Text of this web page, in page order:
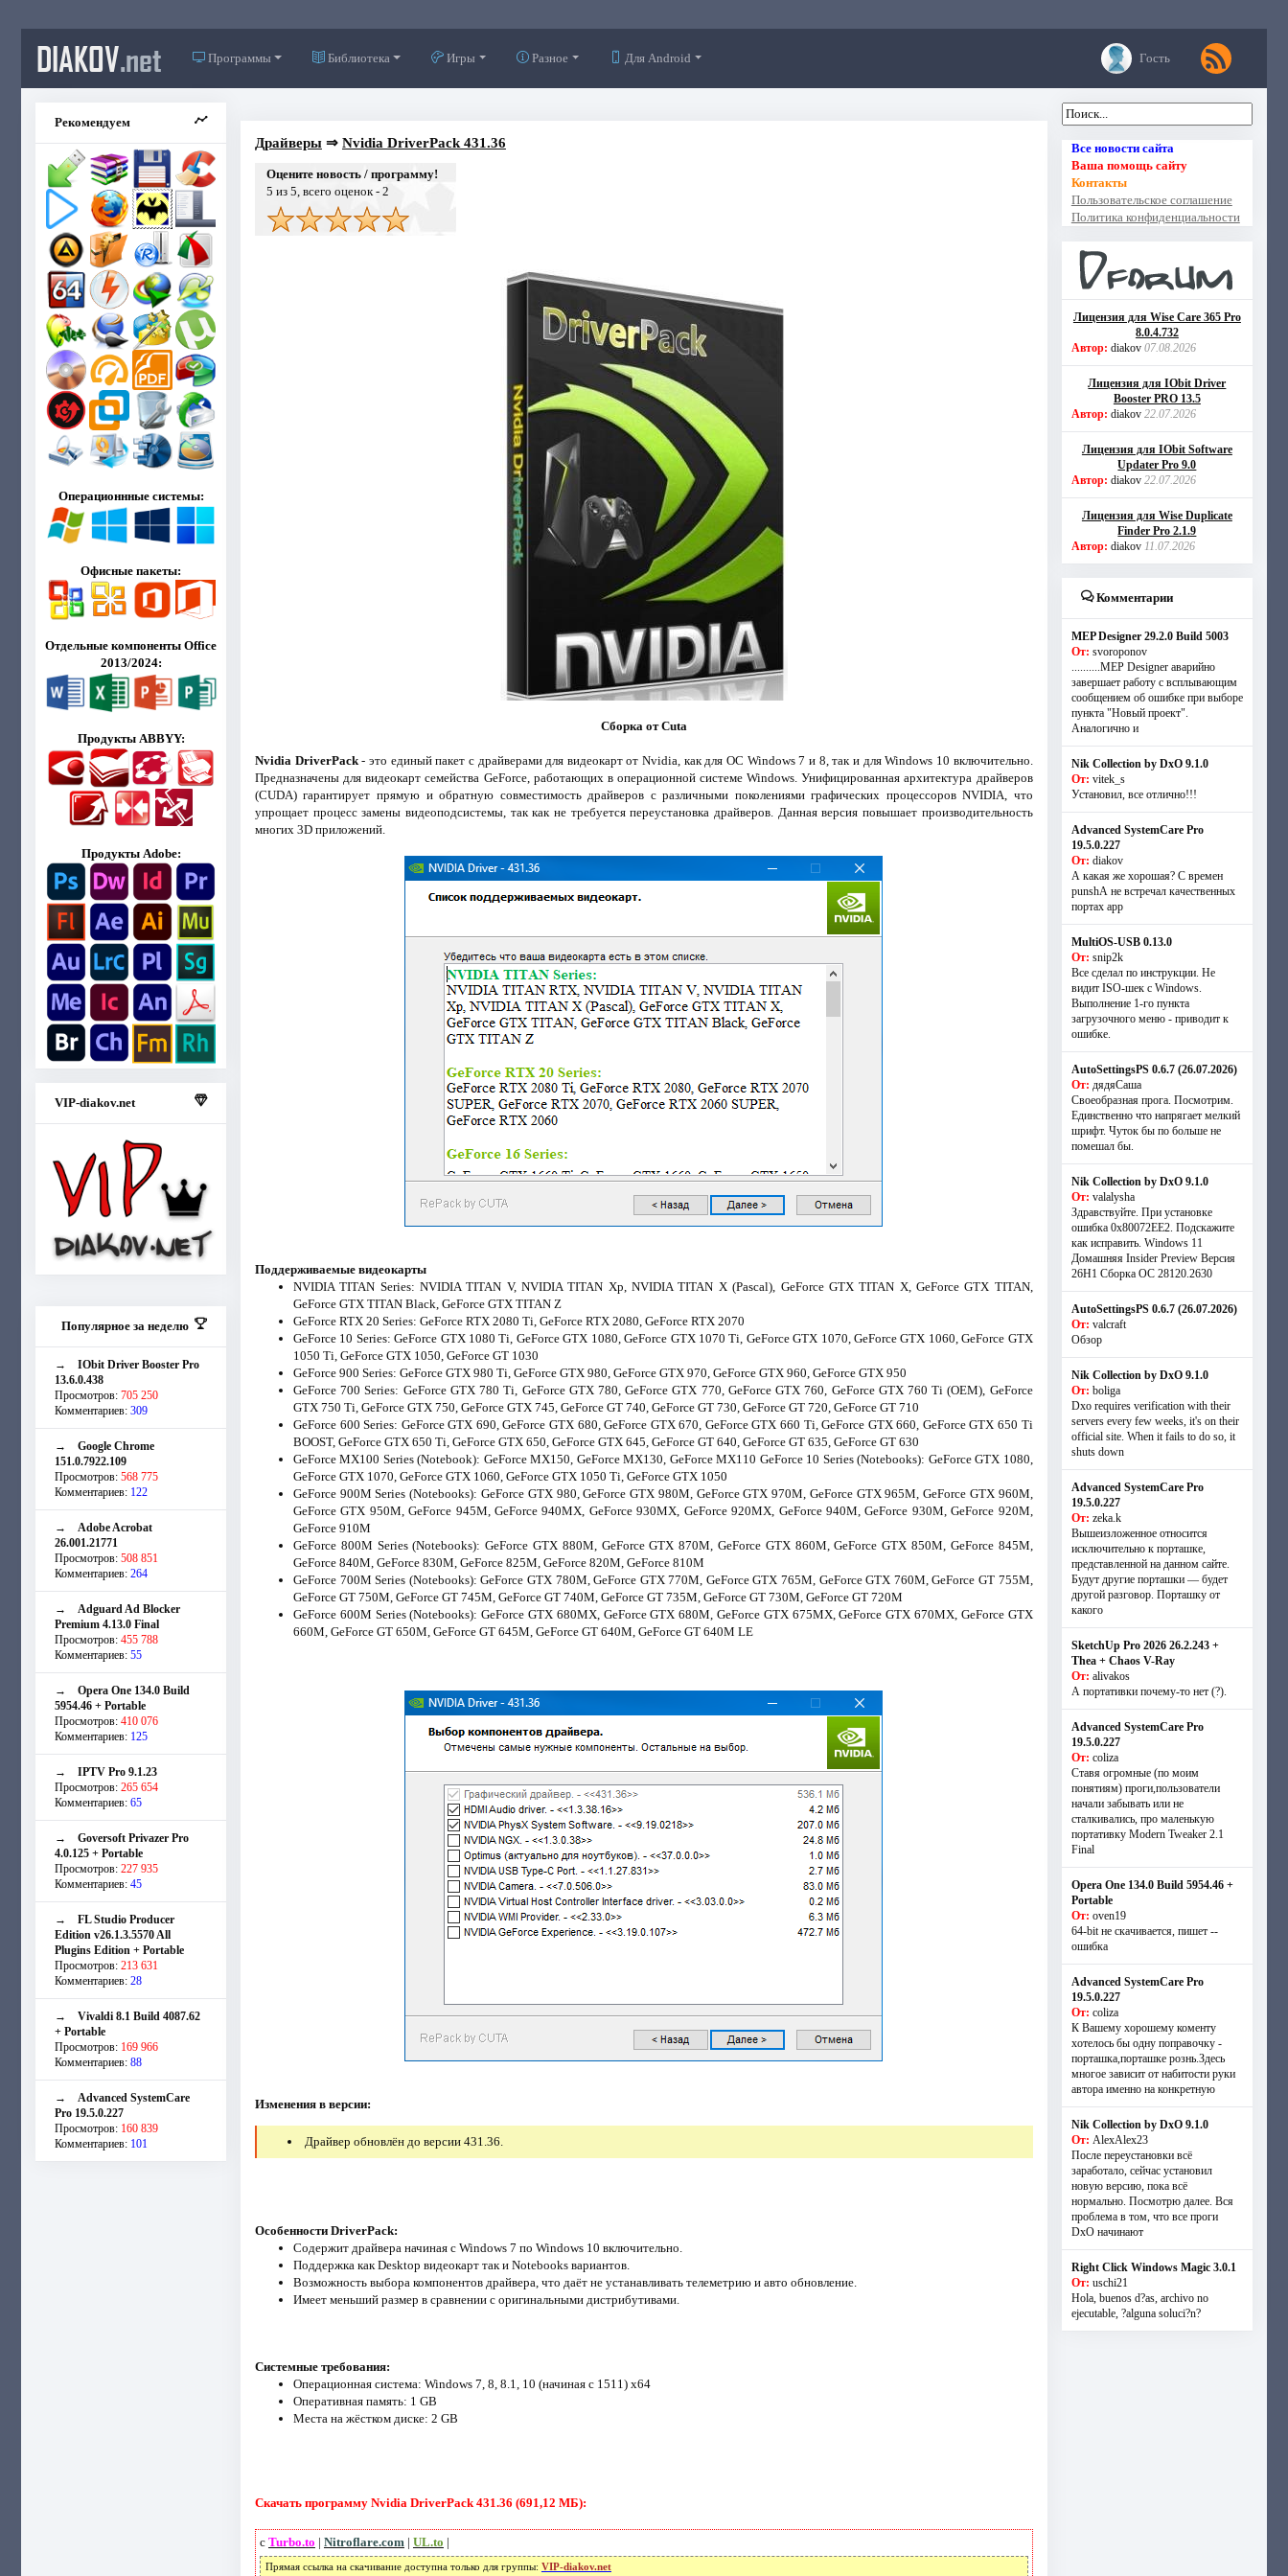
DIAKOV.net Программы Библиотека Игры Разное Для Android Гость
Рекомендуем
Операционнные системы:
Офисные пакеты:
Отдельные компоненты Office
2013/2024:
Продукты ABBYY:
Продукты Adobe:
VIP-diakov.net
Популярное за неделю
→ IObit Driver Booster Pro
13.6.0.438
Просмотров: 705 250
Комментариев: 309
→ Google Chrome
151.0.7922.109
Просмотров: 568 775
Комментариев: 122
→ Adobe Acrobat
26.001.21771
Просмотров: 508 851
Комментариев: 264
→ Adguard Ad Blocker
Premium 4.13.0 Final
Просмотров: 455 788
Комментариев: 55
→ Opera One 134.0 Build
5954.46 + Portable
Просмотров: 410 076
Комментариев: 125
→ IPTV Pro 9.1.23
Просмотров: 265 654
Комментариев: 65
→ Goversoft Privazer Pro
4.0.125 + Portable
Просмотров: 227 935
Комментариев: 45
→ FL Studio Producer
Edition v26.1.3.5570 All
Plugins Edition + Portable
Просмотров: 213 631
Комментариев: 28
→ Vivaldi 8.1 Build 4087.62
+ Portable
Просмотров: 169 966
Комментариев: 88
→ Advanced SystemCare
Pro 19.5.0.227
Просмотров: 160 839
Комментариев: 101
Драйверы⇒ Nvidia DriverPack 431.36
Оцените новость / программу!
5 из 5, всего оценок - 2
Сборка от Cuta
Nvidia DriverPack- это единый пакет с драйверами для видеокарт от Nvidia, как для ОС Windows 7 и 8, так и для Windows 10 включительно.
Предназначены для видеокарт семейства GeForce, работающих в операционной системе Windows. Унифицированная архитектура драйверов
(CUDA) гарантирует прямую и обратную совместимость драйверов с различными поколениями графических процессоров NVIDIA, что
упрощает процесс замены видеоподсистемы, так как не требуется переустановка драйверов. Данная версия повышает производительность
многих 3D приложений.
Поддерживаемые видеокарты
NVIDIA TITAN Series: NVIDIA TITAN V, NVIDIA TITAN Xp, NVIDIA TITAN X (Pascal), GeForce GTX TITAN X, GeForce GTX TITAN,
GeForce GTX TITAN Black, GeForce GTX TITAN Z
GeForce RTX 20 Series: GeForce RTX 2080 Ti, GeForce RTX 2080, GeForce RTX 2070
GeForce 10 Series: GeForce GTX 1080 Ti, GeForce GTX 1080, GeForce GTX 1070 Ti, GeForce GTX 1070, GeForce GTX 1060, GeForce GTX
1050 Ti, GeForce GTX 1050, GeForce GT 1030
GeForce 900 Series: GeForce GTX 980 Ti, GeForce GTX 980, GeForce GTX 970, GeForce GTX 960, GeForce GTX 950
GeForce 700 Series: GeForce GTX 780 Ti, GeForce GTX 780, GeForce GTX 770, GeForce GTX 760, GeForce GTX 760 Ti (OEM), GeForce
GTX 750 Ti, GeForce GTX 750, GeForce GTX 745, GeForce GT 740, GeForce GT 730, GeForce GT 720, GeForce GT 710
GeForce 600 Series: GeForce GTX 690, GeForce GTX 680, GeForce GTX 670, GeForce GTX 660 Ti, GeForce GTX 660, GeForce GTX 650 Ti
BOOST, GeForce GTX 650 Ti, GeForce GTX 650, GeForce GTX 645, GeForce GT 640, GeForce GT 635, GeForce GT 630
GeForce MX100 Series (Notebook): GeForce MX150, GeForce MX130, GeForce MX110 GeForce 10 Series (Notebooks): GeForce GTX 1080,
GeForce GTX 1070, GeForce GTX 1060, GeForce GTX 1050 Ti, GeForce GTX 1050
GeForce 900M Series (Notebooks): GeForce GTX 980, GeForce GTX 980M, GeForce GTX 970M, GeForce GTX 965M, GeForce GTX 960M,
GeForce GTX 950M, GeForce 945M, GeForce 940MX, GeForce 930MX, GeForce 920MX, GeForce 940M, GeForce 930M, GeForce 920M,
GeForce 910M
GeForce 800M Series (Notebooks): GeForce GTX 880M, GeForce GTX 870M, GeForce GTX 860M, GeForce GTX 850M, GeForce 845M,
GeForce 840M, GeForce 830M, GeForce 825M, GeForce 820M, GeForce 810M
GeForce 700M Series (Notebooks): GeForce GTX 780M, GeForce GTX 770M, GeForce GTX 765M, GeForce GTX 760M, GeForce GT 755M,
GeForce GT 750M, GeForce GT 745M, GeForce GT 740M, GeForce GT 735M, GeForce GT 730M, GeForce GT 720M
GeForce 600M Series (Notebooks): GeForce GTX 680MX, GeForce GTX 680M, GeForce GTX 675MX, GeForce GTX 670MX, GeForce GTX
660M, GeForce GT 650M, GeForce GT 645M, GeForce GT 640M, GeForce GT 640M LE
Изменения в версии:
Драйвер обновлён до версии 431.36.
Особенности DriverPack:
Содержит драйвера начиная с Windows 7 по Windows 10 включительно.
Поддержка как Desktop видеокарт так и Notebooks вариантов.
Возможность выбора компонентов драйвера, что даёт не устанавливать телеметрию и авто обновление.
Имеет меньший размер в сравнении с оригинальными дистрибутивами.
Системные требования:
Операционная система: Windows 7, 8, 8.1, 10 (начиная с 1511) x64
Оперативная память: 1 GB
Места на жёстком диске: 2 GB
Скачать программу Nvidia DriverPack 431.36 (691,12 МБ):
с Turbo.to | Nitroflare.com| UL.to |
Прямая ссылка на скачивание доступна только для группы: VIP-diakov.net
Все новости сайта
Ваша помощь сайту
Контакты
Пользовательское соглашение
Политика конфиденциальности
Лицензия для Wise Care 365 Pro
8.0.4.732
Автор: diakov 07.08.2026
Лицензия для IObit Driver
Booster PRO 13.5
Автор: diakov 22.07.2026
Лицензия для IObit Software
Updater Pro 9.0
Автор: diakov 22.07.2026
Лицензия для Wise Duplicate
Finder Pro 2.1.9
Автор: diakov 11.07.2026
Комментарии
MEP Designer 29.2.0 Build 5003
От: svoroponov
..........MEP Designer аварийно
завершает работу с всплывающим
сообщением об ошибке при выборе
пункта "Новый проект".
Аналогично и
Nik Collection by DxO 9.1.0
От: vitek_s
Установил, все отлично!!!
Advanced SystemCare Pro
19.5.0.227
От: diakov
А какая же хорошая? С времен
punshА не встречал качественных
портах app
MultiOS-USB 0.13.0
От: snip2k
Все сделал по инструкции. Не
видит ISO-шек с Windows.
Выполнение 1-го пункта
загрузочного меню - приводит к
ошибке.
AutoSettingsPS 0.6.7 (26.07.2026)
От: дядяСаша
Своеобразная прога. Посмотрим.
Единственно что напрягает мелкий
шрифт. Чуток бы по больше не
помешал бы.
Nik Collection by DxO 9.1.0
От: valalysha
Здравствуйте. При установке
ошибка 0х80072EE2. Подскажите
как исправить. Windows 11
Домашняя Insider Preview Версия
26H1 Сборка ОС 28120.2630
AutoSettingsPS 0.6.7 (26.07.2026)
От: valcraft
Обзор
Nik Collection by DxO 9.1.0
От: boliga
Dxo requires verification with their
servers every few weeks, it's on their
official site. When it fails to do so, it
shuts down
Advanced SystemCare Pro
19.5.0.227
От: zeka.k
Вышеизложенное относится
исключительно к порташке,
представленной на данном сайте.
Будут другие порташки — будет
другой разговор. Порташку от
какого
SketchUp Pro 2026 26.2.243 +
Thea + Chaos V-Ray
От: alivakos
А портативки почему-то нет (?).
Advanced SystemCare Pro
19.5.0.227
От: coliza
Ставя огромные (по моим
понятиям) проги,пользователи
начали забывать или не
сталкивались, про маленькую
портативку Modern Tweaker 2.1
Final
Opera One 134.0 Build 5954.46 +
Portable
От: oven19
64-bit не скачивается, пишет --
ошибка
Advanced SystemCare Pro
19.5.0.227
От: coliza
К Вашему хорошему коменту
хотелось бы одну поправочку -
порташка,порташке рознь.Здесь
многое зависит от набитости руки
автора именно на конкретную
Nik Collection by DxO 9.1.0
От: AlexAlex23
После переустановки всё
заработало, сейчас установил
новую версию, пока всё
нормально. Посмотрю далее. Вся
проблема в том, что все проги
DxO начинают
Right Click Windows Magic 3.0.1
От: uschi21
Hola, buenos d?as, archivo no
ejecutable, ?alguna soluci?n?